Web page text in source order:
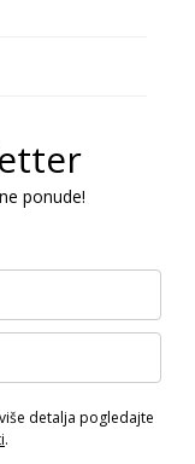
ponude!
detalja pogledajte
.